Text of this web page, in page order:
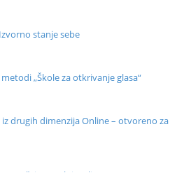
stanje sebe
„Škole za otkrivanje glasa“
iz drugih dimenzija Online – otvoreno za
tečaj, Zagreb i Online